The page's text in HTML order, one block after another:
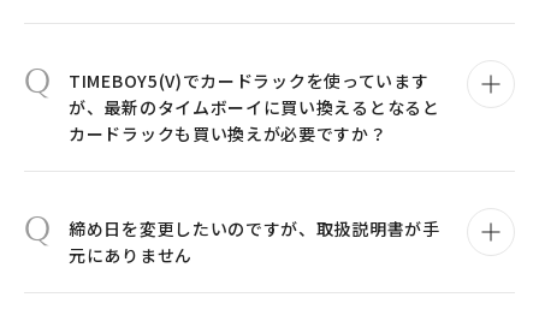
Q
TIMEBOY5(V)でカードラックを使っています
が、最新のタイムボーイに買い換えるとなると
カードラックも買い換えが必要ですか？
Q
締め日を変更したいのですが、取扱説明書が手
元にありません